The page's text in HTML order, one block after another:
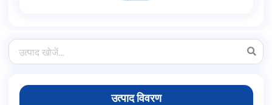
उत्पाद विवरण